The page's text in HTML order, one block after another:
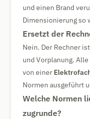
und einen Brand
Dimensionierung so
Ersetzt der
Nein. Der Rechner
und Vorplanung.
von einer
Normen ausgeführt
Welche Normen
zugrunde?